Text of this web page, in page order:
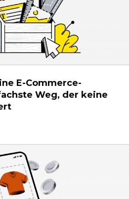
E-Commerce-
Weg, der keine